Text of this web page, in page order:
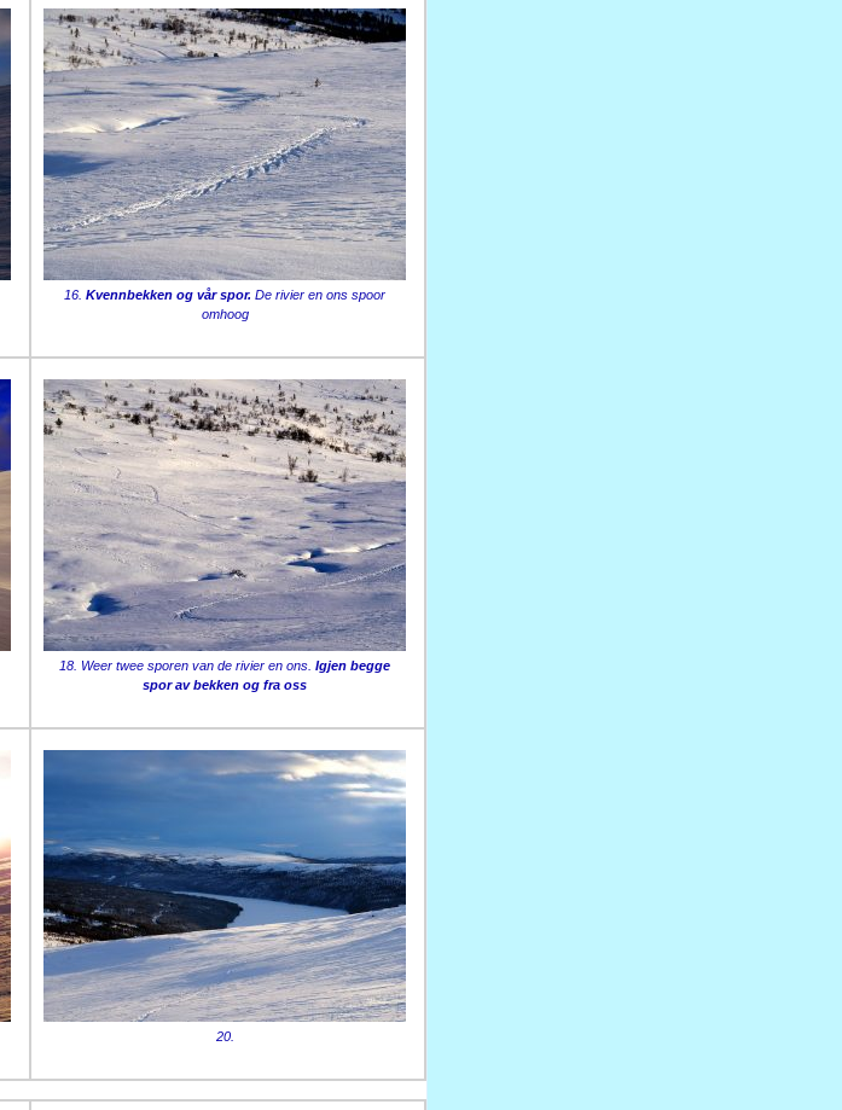
16.Kvennbekken og vår spor. De rivier en ons spoor
omhoog
18. Weer twee sporen van de rivier en ons.Igjen begge
spor av bekken og fra oss
20.